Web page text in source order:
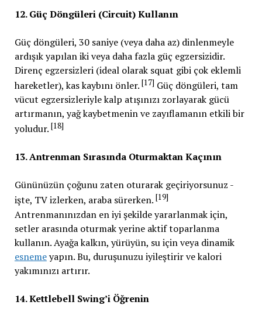
12. Güç Döngüleri (Circuit) Kullanın
Güç döngüleri, 30 saniye (veya daha az) dinlenmeyle
ardışık yapılan iki veya daha fazla güç egzersizidir.
Direnç egzersizleri (ideal olarak squat gibi çok eklemli
hareketler), kas kaybını önler. [17] Güç döngüleri, tam
vücut egzersizleriyle kalp atışınızı zorlayarak gücü
artırmanın, yağ kaybetmenin ve zayıflamanın etkili bir
yoludur. [18]
13. Antrenman Sırasında Oturmaktan Kaçının
Gününüzün çoğunu zaten oturarak geçiriyorsunuz -
işte, TV izlerken, araba sürerken. [19]
Antrenmanınızdan en iyi şekilde yararlanmak için,
setler arasında oturmak yerine aktif toparlanma
kullanın. Ayağa kalkın, yürüyün, su için veya dinamik
esnemeyapın. Bu, duruşunuzu iyileştirir ve kalori
yakımınızı artırır.
14. Kettlebell Swing’i Öğrenin